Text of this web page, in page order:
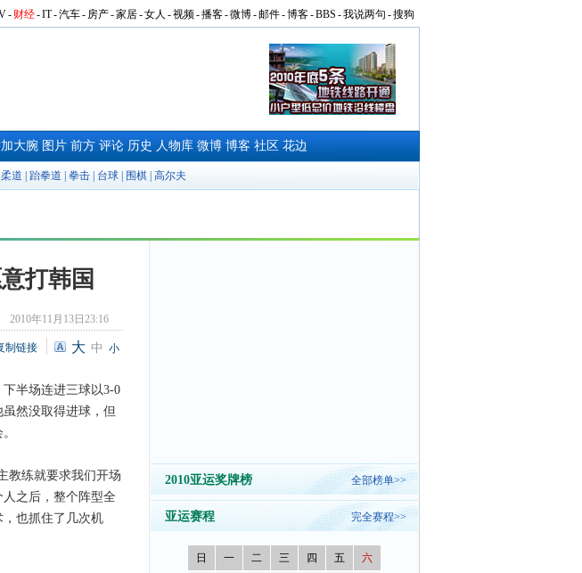
- 财经-IT-汽车- 房产-家居-女人 -视频-播客-微博-邮件-博客-BBS -我说两句 -搜狗
大腕 图片 前方 评论 历史 人物库 微博 博客 社区 花边
柔道 跆拳道 拳击 台球 围棋 高尔夫
打韩国
2010年11月13日23:16
制链接 大 中 小
半场连进三球以3-0
然没取得进球，但
练就要求我们开场
之后，整个阵型全
也抓住了几次机
2010亚运奖牌榜 全部榜单>>
亚运赛程 完全赛程>>
日 一 二 三 四 五 六